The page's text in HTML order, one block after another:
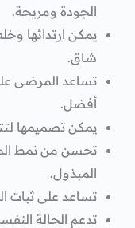
الجودة ومريحة.
يمكن ارتدائها
شاق.
تساعد المرضى
أفضل.
يمكن تصميمها
تحسن من نمط
المبذول.
تساعد على ثبات
تدعم الحالة